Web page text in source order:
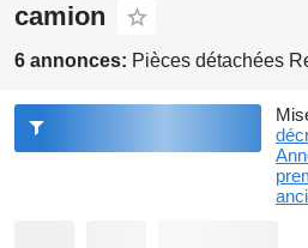
camion
6 annonces: Pièces détachées